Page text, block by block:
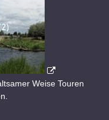
Weise Touren